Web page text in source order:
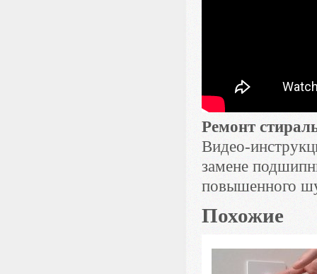
Ремонт
Видео-
замене
повышенного
Похожие